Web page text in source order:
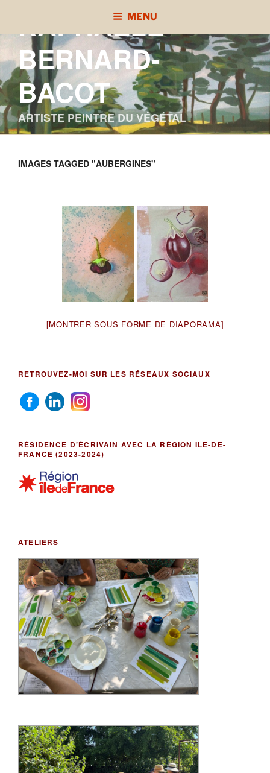
contenu
principal
RAPHAÈLE
BERNARD-
BACOT
ARTISTE PEINTRE DU VÉGÉTAL
MENU
IMAGES TAGGED "AUBERGINES"
[MONTRER SOUS FORME DE DIAPORAMA]
RETROUVEZ-MOI SUR LES RÉSEAUX SOCIAUX
RÉSIDENCE D’ÉCRIVAIN AVEC LA RÉGION ILE-DE-
FRANCE (2023-2024)
ATELIERS